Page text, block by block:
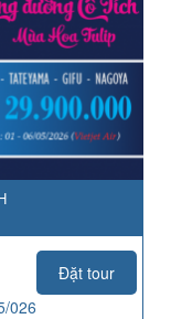
Đặt tour
026